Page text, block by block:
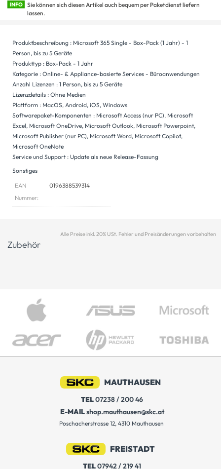
INFO
Sie können sich diesen Artikel auch bequem per Paketdienst liefern
lassen.
Produktbeschreibung : Microsoft 365 Single - Box-Pack (1 Jahr) - 1
Person, bis zu 5 Geräte
Produkttyp : Box-Pack - 1 Jahr
Kategorie : Online- & Appliance-basierte Services - Büroanwendungen
Anzahl Lizenzen : 1 Person, bis zu 5 Geräte
Lizenzdetails : Ohne Medien
Plattform : MacOS, Android, iOS, Windows
Softwarepaket-Komponenten : Microsoft Access (nur PC), Microsoft
Excel, Microsoft OneDrive, Microsoft Outlook, Microsoft Powerpoint,
Microsoft Publisher (nur PC), Microsoft Word, Microsoft Copilot,
Microsoft OneNote
Service und Support : Update als neue Release-Fassung
Sonstiges
EAN
Nummer:
0196388539314
Alle Preise inkl. 20% USt. Fehler und Preisänderungen vorbehalten
Zubehör
MAUTHAUSEN
TEL07238 / 200 46
E-MAILshop.mauthausen@skc.at
Poschacherstrasse 12, 4310 Mauthausen
FREISTADT
TEL07942 / 219 41